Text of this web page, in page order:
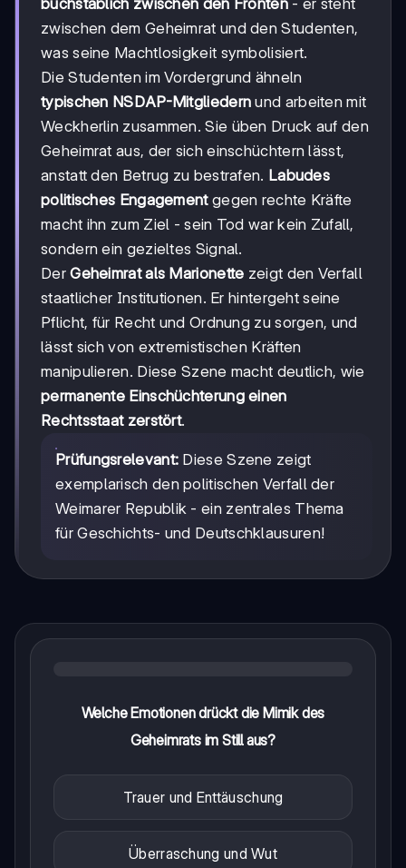
buchstäblich zwischen den Fronten- er steht
zwischen dem Geheimrat und den Studenten,
was seine Machtlosigkeit symbolisiert.
Die Studenten im Vordergrund ähneln
typischen NSDAP-Mitgliedern und arbeiten mit
Weckherlin zusammen. Sie üben Druck auf den
Geheimrat aus, der sich einschüchtern lässt,
anstatt den Betrug zu bestrafen. Labudes
politisches Engagementgegen rechte Kräfte
macht ihn zum Ziel - sein Tod war kein Zufall,
sondern ein gezieltes Signal.
DerGeheimrat als Marionette zeigt den Verfall
staatlicher Institutionen. Er hintergeht seine
Pflicht, für Recht und Ordnung zu sorgen, und
lässt sich von extremistischen Kräften
manipulieren. Diese Szene macht deutlich, wie
permanente Einschüchterung einen
Rechtsstaat zerstört.
Prüfungsrelevant: Diese Szene zeigt
exemplarisch den politischen Verfall der
Weimarer Republik - ein zentrales Thema
für Geschichts- und Deutschklausuren!
Welche Emotionen drückt die Mimik des
Geheimrats im Still aus?
Trauer und Enttäuschung
Überraschung und Wut